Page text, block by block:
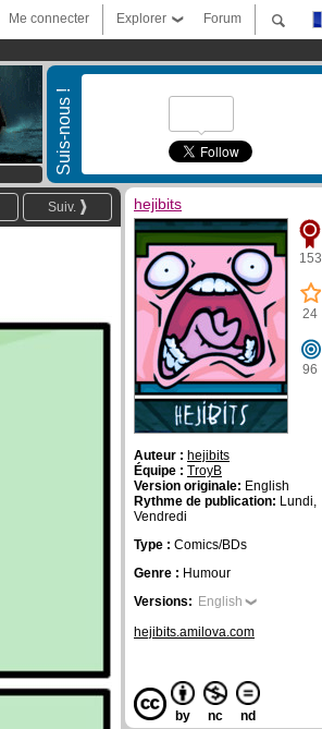
Forum
Explorer
Me connecter
Suis-nous !
Suiv. hejibits
153
24
96
Auteur : hejibits
Équipe : TroyB
Version originale: English
Rythme de publication: Lundi,
Vendredi
Type : Comics/BDs
Genre : Humour
Versions: English
hejibits.amilova.com
by nc nd